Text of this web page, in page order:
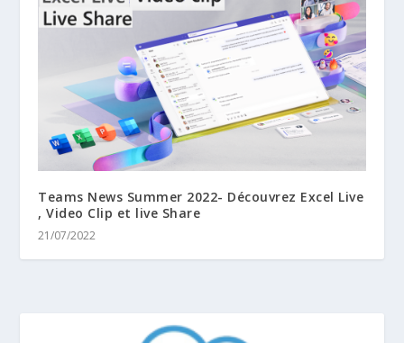
Teams News Summer 2022- Découvrez Excel Live
, Video Clip et live Share
21/07/2022